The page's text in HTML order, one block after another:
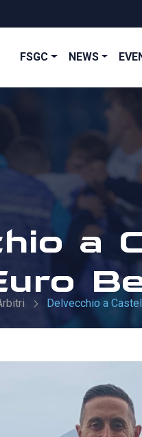
FSGC NEWS
a
Delvecchio a